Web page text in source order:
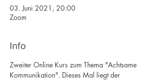
03. Juni 2021, 20:00
Zoom
Info
Zweiter Online Kurs zum Thema "Achtsame
Kommunikation". Dieses Mal liegt der